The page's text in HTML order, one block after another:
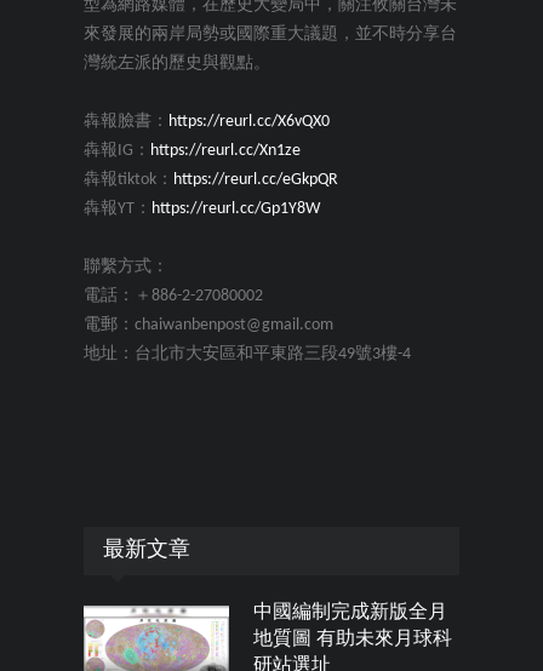
型為網路媒體，在歷史大變局中，關注攸關台灣未
來發展的兩岸局勢或國際重大議題，並不時分享台
灣統左派的歷史與觀點。
犇報臉書： https://reurl.cc/X6vQX0
犇報IG： https://reurl.cc/Xn1ze
犇報tiktok： https://reurl.cc/eGkpQR
犇報YT： https://reurl.cc/Gp1Y8W
聯繫方式：
電話：＋886-2-27080002
電郵：chaiwanbenpost@gmail.com
地址：台北市大安區和平東路三段49號3樓-4
最新文章
中國編制完成新版全月
地質圖 有助未來月球科
研站選址